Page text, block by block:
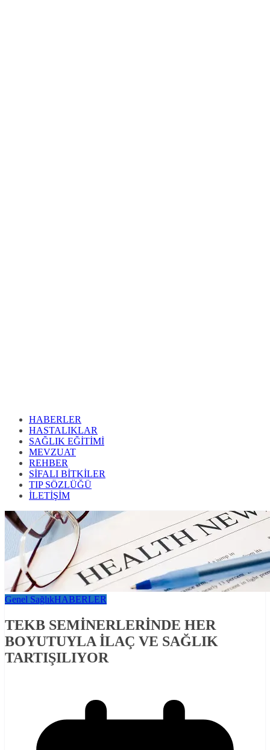
HABERLER
HASTALIKLAR
SAĞLIK EĞİTİMİ
MEVZUAT
REHBER
SİFALI BİTKİLER
TIP SÖZLÜĞÜ
İLETİŞİM
Genel SağlıkHABERLER
TEKB SEMİNERLERİNDE HER
BOYUTUYLA İLAÇ VE SAĞLIK
TARTIŞILIYOR